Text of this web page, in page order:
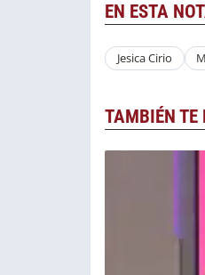
EN ESTA
Jesica Cirio
TAMBIÉN TE